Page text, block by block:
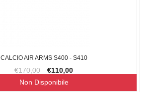
CALCIO AIR ARMS S400 - S410
€170,00 €110,00
Non Disponibile